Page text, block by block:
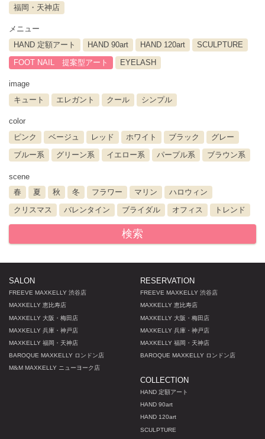
福岡・天神店
メニュー
HAND 定額アート
HAND 90art HAND 120art
SCULPTURE
FOOT NAIL 提案型アート
EYELASH
image
キュート
エレガント クール シンプル
color
ピンク
ベージュ レッド ホワイト ブラック
グレー
ブルー系
グリーン系 イエロー系 パープル系 ブラウン系
scene
春
夏 秋 冬 フラワー マリン
ハロウィン
クリスマス
バレンタイン ブライダル オフィス トレンド
検索
SALON
FREEVE MAXKELLY 渋谷店
MAXKELLY 恵比寿店
MAXKELLY 大阪・梅田店
MAXKELLY 兵庫・神戸店
MAXKELLY 福岡・天神店
BAROQUE MAXKELLY ロンドン店
M&M MAXKELLY ニューヨーク店
RESERVATION
FREEVE MAXKELLY 渋谷店
MAXKELLY 恵比寿店
MAXKELLY 大阪・梅田店
MAXKELLY 兵庫・神戸店
MAXKELLY 福岡・天神店
BAROQUE MAXKELLY ロンドン店
COLLECTION
HAND 定額アート
HAND 90art
HAND 120art
SCULPTURE